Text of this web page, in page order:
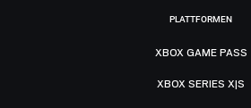
PLATTFORMEN
XBOX GAME PASS
XBOX SERIES X|S